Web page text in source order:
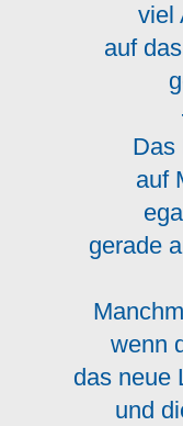
viel
auf
Das
auf
gerade
wenn
das neue
und